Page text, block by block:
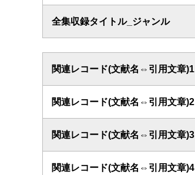
全集収録タイトル_ジャンル
関連レコード(文献名⇔引用文章)1
関連レコード(文献名⇔引用文章)2
関連レコード(文献名⇔引用文章)3
関連レコード(文献名⇔引用文章)4